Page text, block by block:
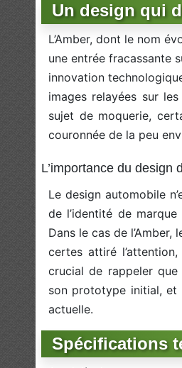
Un design qui
L’Amber, dont le nom
une entrée fracassante
innovation
images relayées sur
sujet de moquerie,
couronnée de la peu
L’importance du design
Le design automobile
de l’identité de
Dans le cas de
certes attiré
crucial de rappeler
son prototype initial, et
actuelle.
Spécifications